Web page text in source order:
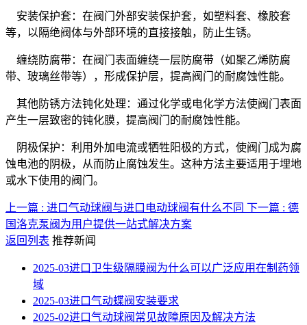
安装保护套：在阀门外部安装保护套，如塑料套、橡胶套
等，以隔绝阀体与外部环境的直接接触，防止生锈。
缠绕防腐带：在阀门表面缠绕一层防腐带（如聚乙烯防腐
带、玻璃丝带等），形成保护层，提高阀门的耐腐蚀性能。
其他防锈方法钝化处理：通过化学或电化学方法使阀门表面
产生一层致密的钝化膜，提高阀门的耐腐蚀性能。
阴极保护：利用外加电流或牺牲阳极的方式，使阀门成为腐
蚀电池的阴极，从而防止腐蚀发生。这种方法主要适用于埋地
或水下使用的阀门。
上一篇 : 进口气动球阀与进口电动球阀有什么不同 下一篇 : 德
国洛克泵阀为用户提供一站式解决方案
返回列表 推荐新闻
2025-03进口卫生级隔膜阀为什么可以广泛应用在制药领
域
2025-03进口气动蝶阀安装要求
2025-02进口气动球阀常见故障原因及解决方法